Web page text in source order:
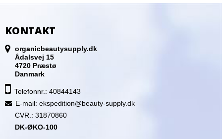
KONTAKT
organicbeautysupply.dk
Ådalsvej 15
4720 Præstø
Danmark
Telefonnr.: 40844143
E-mail: ekspedition@beauty-supply.dk
CVR.: 31870860
DK-ØKO-100